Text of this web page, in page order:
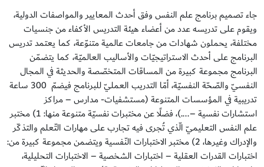
جاء تصميم برنامج علم النفس وفق أحدث المعايير والمواصفات الدولية،
ويقوم على تدريسه عدد من أعضاء هيئة التدريس الأكفاء من جنسيات
مختلفة، يحملون شهادات من جامعات عالمية متنوّعة، كما يعتمد تدريس
البرنامج على أحدث الاستراتيجيّات والأساليب العالميّة، كما يتضمّن
البرنامج مجموعة كبيرة من المساقات المتخصّصة والحديثة في المجال
النفسيّ والصّحّة النفسيّة، أمّا التدريب العمليّ للبرنامج فيضمّ 300 ساعة
تدريبية في المؤسسات المتنوعة (مستشفيات- مدارس – مراكز
استشارات نفسية –....)، فضلًا عن مختبرات نفسيّة متنوعة منها: 1) مختبر
علم النفس التعليميّ الّذي تُجرى فيه تجارب على مهارات التّعلم والتذكّر
والإدراك وغيرها، 2) مختبر الاختبارات النّفسية ويتضمن مجموعة كبيرة من:
اختبارات القدرات العقلية – اختبارات الشخصية – الاختبارات التحليلية،